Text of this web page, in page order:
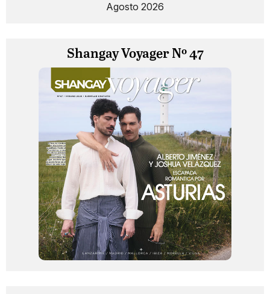
Agosto 2026
Shangay Voyager Nº 47